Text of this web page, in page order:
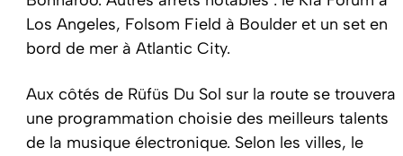
Los Angeles, Folsom Field à Boulder et un set en
bord de mer à Atlantic City.
Aux côtés de Rüfüs Du Sol sur la route se trouvera
une programmation choisie des meilleurs talents
de la musique électronique. Selon les villes, le